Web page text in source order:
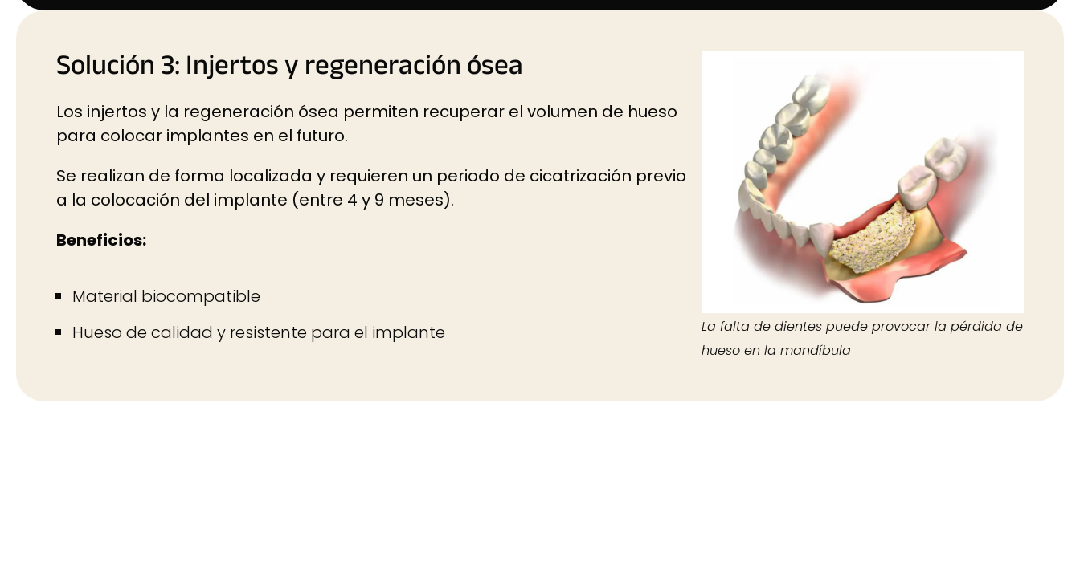
Solución 3: Injertos y regeneración ósea
Los injertos y la regeneración ósea permiten recuperar el volumen de hueso
para colocar implantes en el futuro.
Se realizan de forma localizada y requieren un periodo de cicatrización previo
a la colocación del implante (entre 4 y 9 meses).
Beneficios:
Material biocompatible
Hueso de calidad y resistente para el implante
La falta de dientes puede provocar la pérdida de
hueso en la mandíbula